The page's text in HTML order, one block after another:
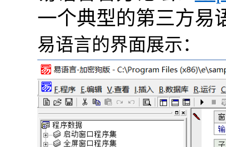
一个典型的第三方易
易语言的界面展示：